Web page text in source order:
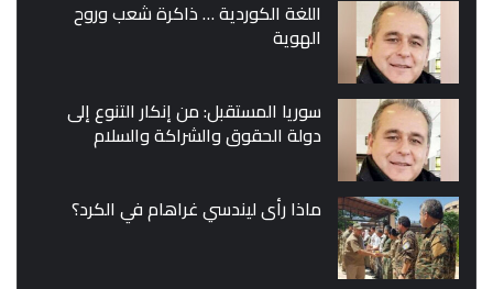
اللغة الكوردية … ذاكرة شعب وروح
الهوية
سوريا المستقبل: من إنكار التنوع إلى
دولة الحقوق والشراكة والسلام
ماذا رأى ليندسي غراهام في الكرد؟